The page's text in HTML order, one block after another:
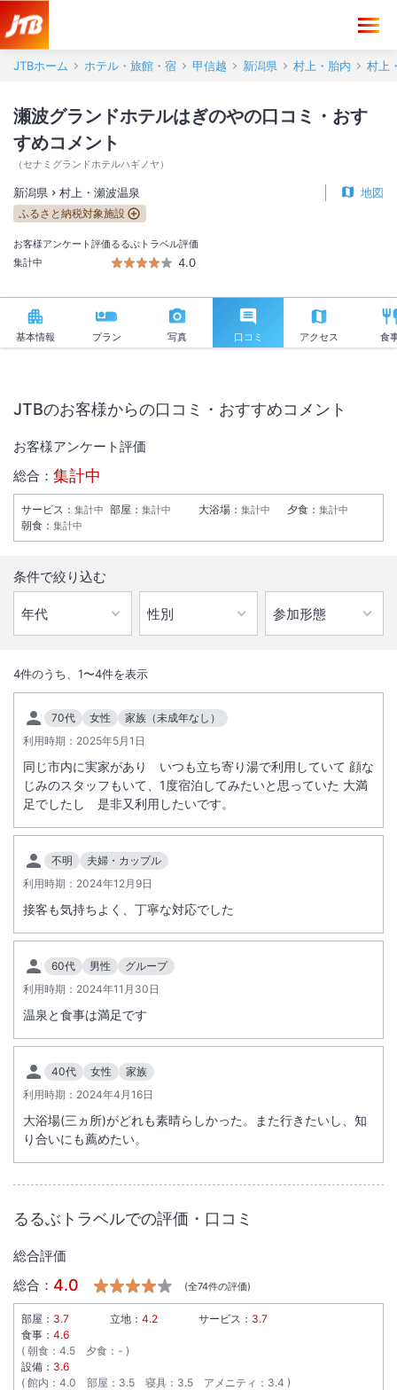
JTBホーム ホテル・旅館・宿 甲信越 新潟県 村上・胎内 村上
瀬波グランドホテルはぎのやの口コミ・おす
すめコメント
（ セナミグランドホテルハギノヤ ）
新潟県 村上・瀬波温泉 地図
ふるさと納税対象施設
お客様アンケート評価
集計中
るるぶトラベル評価
4.0
基本情報 プラン 写真 口コミ アクセス 食
細やかなサービスを心がける風呂自慢の宿。夕食は個室食事会場、ゆっ
くり料理を楽しめます。
総客室数37
INチェックイン
15:00/ OUT チェックアウト
11:00
大浴場あり
露天風呂あり
温泉
施設からのお知らせ
冬期は路面が凍結するおそれがありますので、スタッドレスタイヤまた
はタイヤチェーンをお持ちください。
JTBのお客様からの口コミ・おすすめコメント
お客様アンケート評価
総合： 集計中
サービス ： 集計中 部屋 ： 集計中 大浴場 ： 集計中 夕食 ： 集計中
朝食 ： 集計中
条件で絞り込む
4件のうち、 1〜4件を表示
70代 女性
家族（未成年なし）
利用時期： 2025年5月1日
同じ市内に実家があり いつも立ち寄り湯で利用していて 顔な
じみのスタッフもいて、1度宿泊してみたいと思っていた 大満
足でしたし 是非又利用したいです。
不明
夫婦・カップル
利用時期： 2024年12月9日
接客も気持ちよく、丁寧な対応でした
60代 男性
グループ
利用時期： 2024年11月30日
温泉と食事は満足です
40代 女性
家族
利用時期： 2024年4月16日
大浴場(三ヵ所)がどれも素晴らしかった。また行きたいし、知
り合いにも薦めたい。
るるぶトラベルでの評価・口コミ
総合評価
総合： 4.0 (全74件の評価)
部屋： 3.7 立地： 4.2 サービス： 3.7
食事： 4.6
朝食 ： 4.5 夕食 ： -
設備： 3.6
館内 ： 4.0 部屋 ： 3.5 寝具 ： 3.5 アメニティ ： 3.4